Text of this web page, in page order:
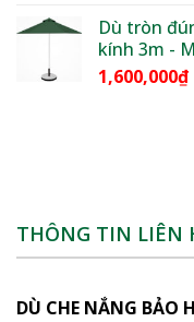
Dù tròn
kính 3m -
1,600,000₫
THÔNG TIN LIÊN
DÙ CHE NẮNG BẢO